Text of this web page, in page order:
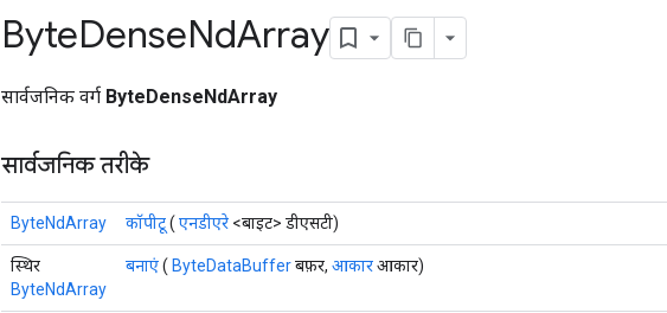
ByteDenseNdArray
सार्वजनिक वर्ग ByteDenseNdArray
सार्वजनिक तरीके
ByteNdArray कॉपीटू( एनडीएरे <बाइट> डीएसटी)
स्थिर
ByteNdArray
बनाएं( ByteDataBufferबफ़र, आकारआकार)